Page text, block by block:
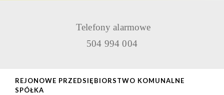
Telefony alarmowe
504 994 004
REJONOWE PRZEDSIĘBIORSTWO KOMUNALNE
SPÓŁKA